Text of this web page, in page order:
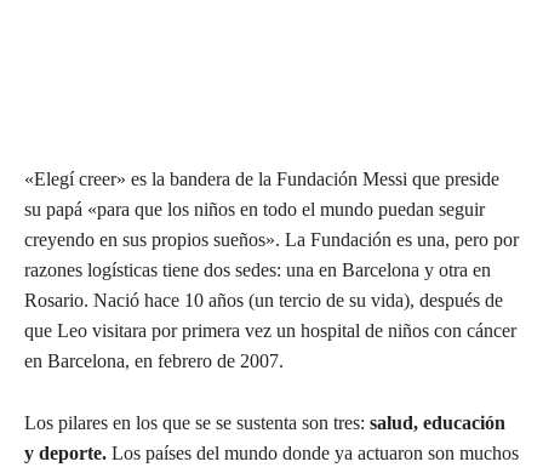
«Elegí creer» es la bandera de la Fundación Messi que preside
su papá «para que los niños en todo el mundo puedan seguir
creyendo en sus propios sueños». La Fundación es una, pero por
razones logísticas tiene dos sedes: una en Barcelona y otra en
Rosario. Nació hace 10 años (un tercio de su vida), después de
que Leo visitara por primera vez un hospital de niños con cáncer
en Barcelona, en febrero de 2007.
Los pilares en los que se se sustenta son tres: salud, educación
y deporte. Los países del mundo donde ya actuaron son muchos